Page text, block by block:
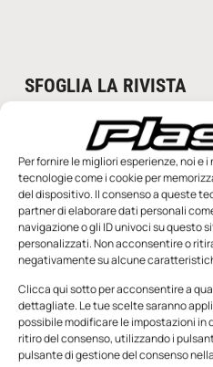
Per fornire le migliori esperienze, noi e
tecnologie come i cookie per
del dispositivo. Il consenso a queste
partner di elaborare dati personali
navigazione o gli ID univoci su questo
personalizzati. Non acconsentire o
negativamente su alcune
Clicca qui sotto per acconsentire a
dettagliate. Le tue scelte saranno
possibile modificare le impostazioni in
ritiro del consenso, utilizzando i
pulsante di gestione del consenso
SFOGLIA LA RIVISTA
n.5 - Giugno 2026 n.4 -
Edicola Web
Notizie da